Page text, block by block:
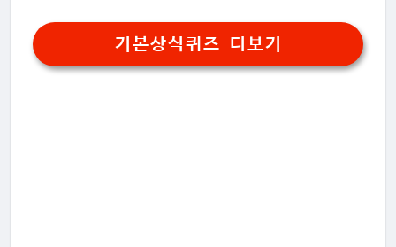
기본상식퀴즈 더보기